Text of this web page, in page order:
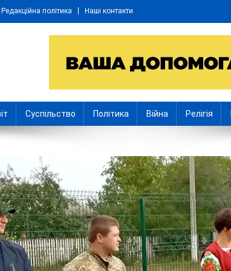
Редакційна політика Наші контакти
Суспільство Політика Війна Релігія